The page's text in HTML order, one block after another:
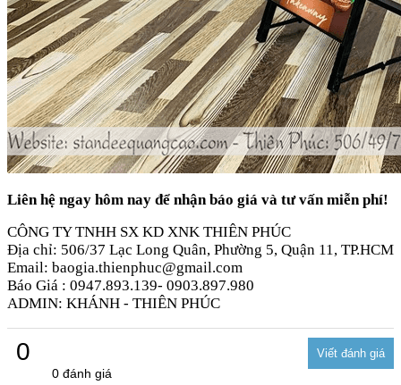
Liên hệ ngay hôm nay để nhận báo giá và tư vấn miễn phí!
CÔNG TY TNHH SX KD XNK THIÊN PHÚC
Địa chỉ: 506/37 Lạc Long Quân, Phường 5, Quận 11, TP.HCM
Email: baogia.thienphuc@gmail.com
Báo Giá : 0947.893.139- 0903.897.980
ADMIN: KHÁNH - THIÊN PHÚC
0
0 đánh giá